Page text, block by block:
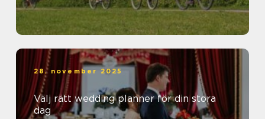
28. november 2025
Välj rätt wedding planner för din stora
dag